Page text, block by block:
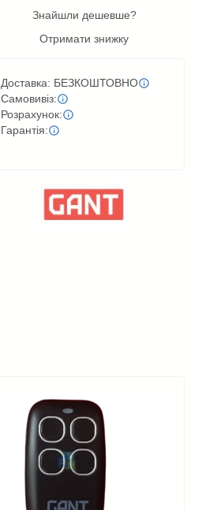
Знайшли дешевше?
Отримати знижку
Доставка: БЕЗКОШТОВНО
Самовивіз:
Розрахунок:
Гарантія: